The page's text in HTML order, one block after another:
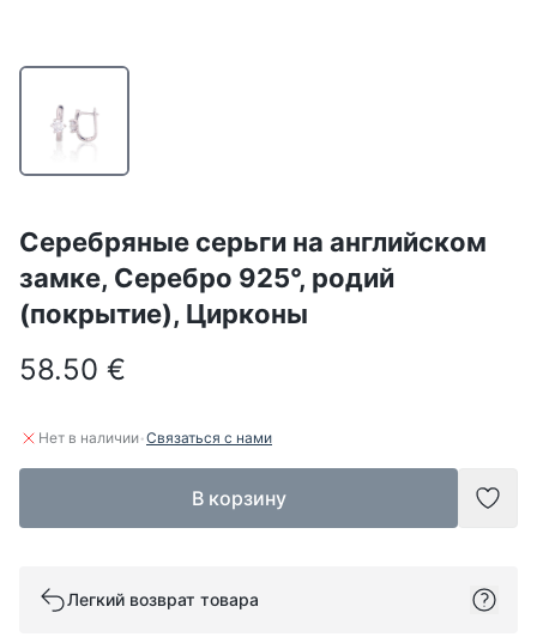
Серебряные серьги на английском
замке, Серебро 925°, родий
(покрытие), Цирконы
58.50 €
Нет в наличии·Связаться с нами
В корзину
Легкий возврат товара